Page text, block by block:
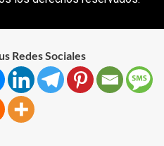
Redes Sociales